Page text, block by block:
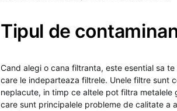
Tipul de
Cand alegi o cana filtranta, este esential sa
care le indeparteaza filtrele. Unele filtre sunt
neplacute, in timp ce altele pot filtra
care sunt principalele probleme de calitate a